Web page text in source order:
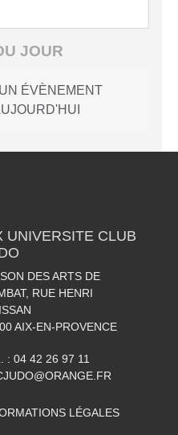
JOUR
ÉVÈNEMENT
UNIVERSITE CLUB
DES ARTS DE
RUE HENRI
AIX-EN-PROVENCE
: 04 42 26 97 11
LÉGALES